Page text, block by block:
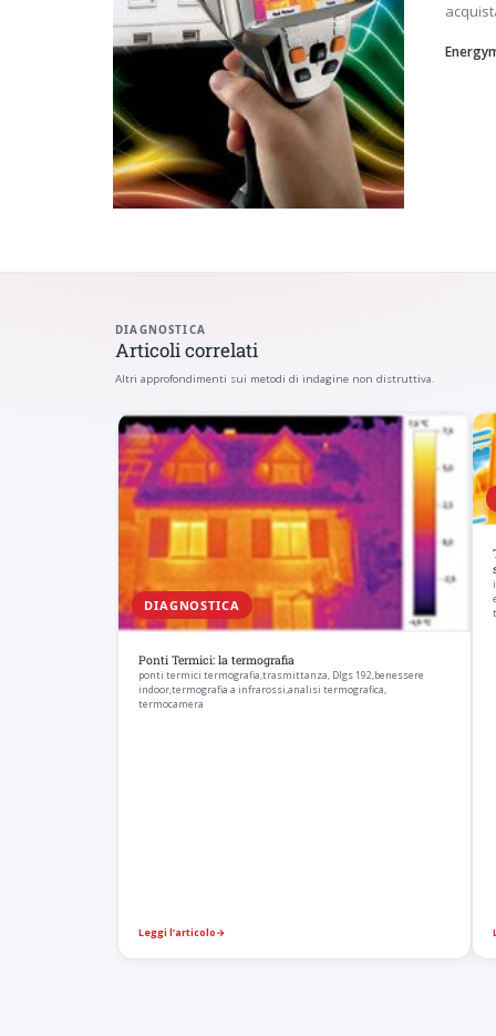
DIAGNOSTICA
Articoli correlati
Altri approfondimenti sui metodi di indagine non distruttiva.
DIAGNOSTICA
Ponti Termici: la termografia
ponti termici termografia,trasmittanza, Dlgs 192,benessere
indoor,termografia a infrarossi,analisi termografica,
termocamera
Leggi l’articolo→